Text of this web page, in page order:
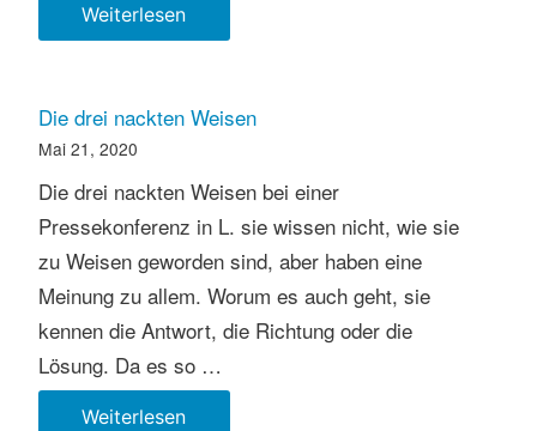
WeiterlesenDie
Wahrheit
Dich
Die drei nackten Weisen
Mai 21, 2020
Die drei nackten Weisen bei einer
Pressekonferenz in L. sie wissen nicht, wie sie
zu Weisen geworden sind, aber haben eine
Meinung zu allem. Worum es auch geht, sie
kennen die Antwort, die Richtung oder die
Lösung. Da es so …
WeiterlesenDie